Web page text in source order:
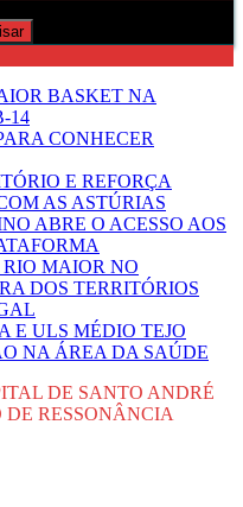
BASKET NA
14
CONHECER
E REFORÇA
AS ASTÚRIAS
ABRE O ACESSO AOS
RIO MAIOR NO
DOS TERRITÓRIOS
E ULS MÉDIO TEJO
NA ÁREA DA SAÚDE
DE SANTO ANDRÉ
RESSONÂNCIA